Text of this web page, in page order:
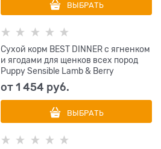
ВЫБРАТЬ
Сухой корм BEST DINNER с ягненком
и ягодами для щенков всех пород
Puppy Sensible Lamb & Berry
от1 454 руб.
ВЫБРАТЬ